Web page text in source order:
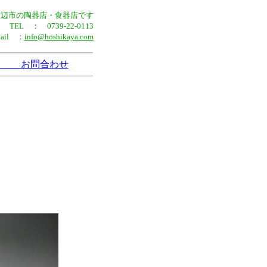
市の陶器店・食器店です
TEL ： 0739-22-0113
： info@hoshikaya.com
お問合わせ